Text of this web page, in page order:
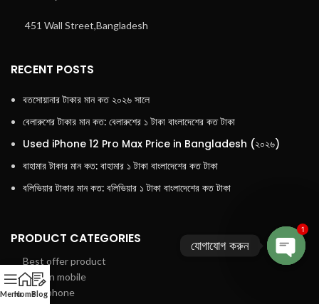
451 Wall Street,Bangladesh
RECENT POSTS
বতসোয়ানার টাকার মান কত ২০২৬ সালে
বেলারুশের টাকার মান কত: বেলারুশের ১ টাকা বাংলাদেশের কত টাকা
Used iPhone 12 Pro Max Price in Bangladesh (২০২৬)
বাহামার টাকার মান কত: বাহামার ১ টাকা বাংলাদেশের কত টাকা
বলিভিয়ার টাকার মান কত: বলিভিয়ার ১ টাকা বাংলাদেশের কত টাকা
PRODUCT CATEGORIES
Best offer product
Button mobile
Headphone
MenuHomeBlog
যোগাযোগ করুন
1